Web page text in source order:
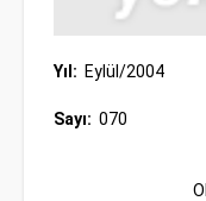
Yıl: Eylül/2004
Sayı: 070